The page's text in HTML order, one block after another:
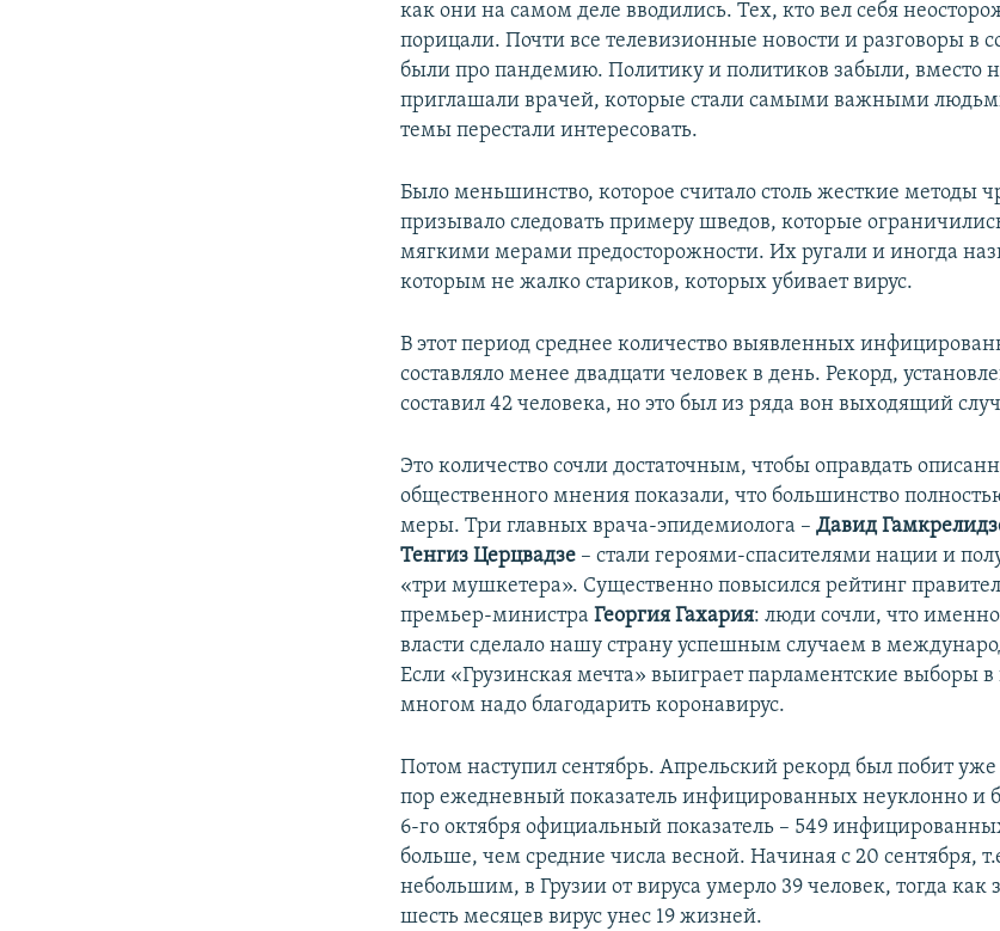
как они на самом деле вводились. Тех, кто вел себя
порицали. Почти все телевизионные новости и разговоры в
были про пандемию. Политику и политиков забыли, вместо
приглашали врачей, которые стали самыми важными
темы перестали интересовать.
Было меньшинство, которое считало столь жесткие методы
призывало следовать примеру шведов, которые
мягкими мерами предосторожности. Их ругали и иногда
которым не жалко стариков, которых убивает вирус.
В этот период среднее количество выявленных
составляло менее двадцати человек в день. Рекорд,
составил 42 человека, но это был из ряда вон выходящий
Это количество сочли достаточным, чтобы оправдать
общественного мнения показали, что большинство
меры. Три главных врача-эпидемиолога –Давид
Тенгиз Церцвадзе – стали героями-спасителями нации и
«три мушкетера». Существенно повысился рейтинг
премьер-министраГеоргия Гахария: люди сочли, что
власти сделало нашу страну успешным случаем в
Если «Грузинская мечта» выиграет парламентские выборы в
многом надо благодарить коронавирус.
Потом наступил сентябрь. Апрельский рекорд был побит уже
пор ежедневный показатель инфицированных неуклонно и
6-го октября официальный показатель – 549
больше, чем средние числа весной. Начиная с 20 сентября,
небольшим, в Грузии от вируса умерло 39 человек, тогда
шесть месяцев вирус унес 19 жизней.